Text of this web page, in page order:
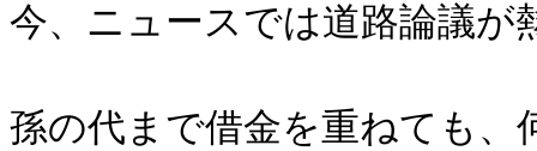
今、ニュースでは道路論議が
孫の代まで借金を重ねても